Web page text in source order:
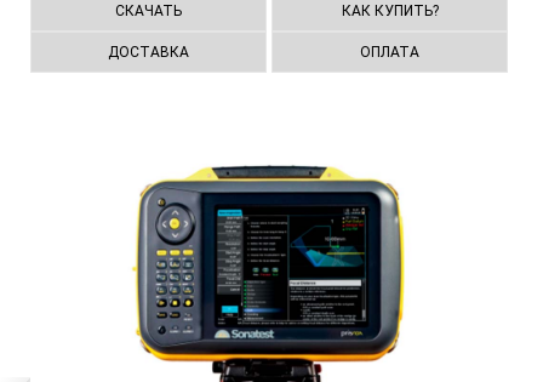
СКАЧАТЬ КАК КУПИТЬ?
ДОСТАВКА ОПЛАТА